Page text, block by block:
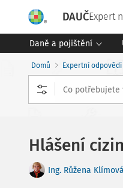
DAUČExpert
Daně a pojištění
Domů Expertní odpovědi
Hlášení
Ing. Růžena Klímová